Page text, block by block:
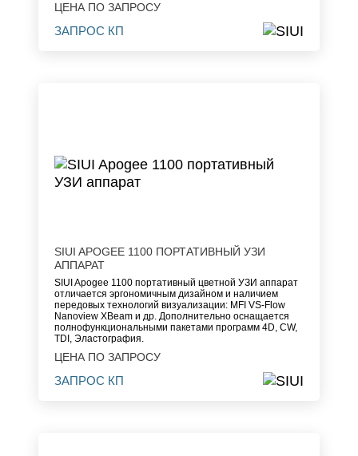
ЦЕНА ПО ЗАПРОСУ
ЗАПРОС КП
SIUI APOGEE 1100 ПОРТАТИВНЫЙ УЗИ
АППАРАТ
SIUI Apogee 1100 портативный цветной УЗИ аппарат
отличается эргономичным дизайном и наличием
передовых технологий визуализации: MFI VS-Flow
Nanoview XBeam и др. Дополнительно оснащается
полнофункциональными пакетами программ 4D, CW,
TDI, Эластография.
ЦЕНА ПО ЗАПРОСУ
ЗАПРОС КП